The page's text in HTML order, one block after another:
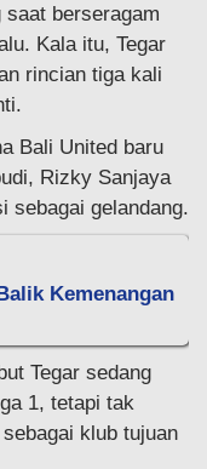
berseragam
Kala itu, Tegar
rincian tiga kali
Bali United baru
Rizky Sanjaya
sebagai gelandang.
Kemenangan
Tegar sedang
1, tetapi tak
klub tujuan